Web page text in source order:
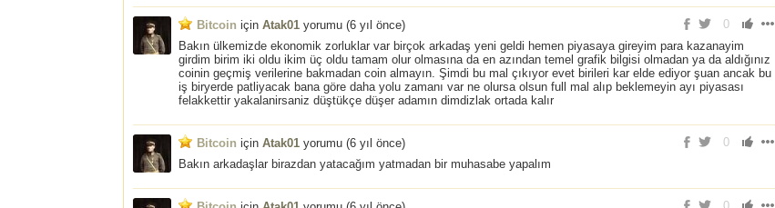
0
Bitcoin için Atak01 yorumu (6 yıl önce)
Bakın ülkemizde ekonomik zorluklar var birçok arkadaş yeni geldi hemen piyasaya gireyim para kazanayim
girdim birim iki oldu ikim üç oldu tamam olur olmasına da en azından temel grafik bilgisi olmadan ya da aldığınız
coinin geçmiş verilerine bakmadan coin almayın. Şimdi bu mal çıkıyor evet birileri kar elde ediyor şuan ancak bu
iş biryerde patliyacak bana göre daha yolu zamanı var ne olursa olsun full mal alıp beklemeyin ayı piyasası
felakkettir yakalanirsaniz düştükçe düşer adamın dimdizlak ortada kalır
0
Bitcoin için Atak01 yorumu (6 yıl önce)
Bakın arkadaşlar birazdan yatacağım yatmadan bir muhasabe yapalım